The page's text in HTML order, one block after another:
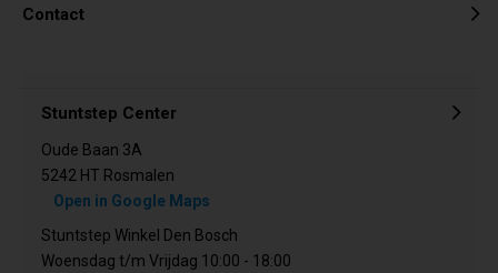
Contact
Stuntstep Center
Oude Baan 3A
5242 HT Rosmalen
Open in Google Maps
Stuntstep Winkel Den Bosch
Woensdag t/m Vrijdag 10:00 - 18:00